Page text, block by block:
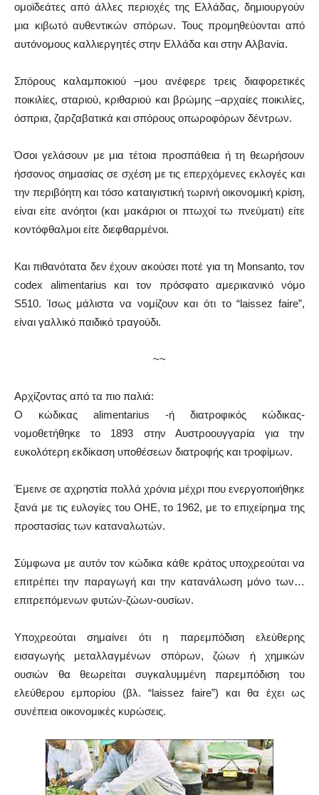
ομοϊδεάτες από άλλες περιοχές της Ελλάδας, δημιουργούν
μια κιβωτό αυθεντικών σπόρων. Τους προμηθεύονται από
αυτόνομους καλλιεργητές στην Ελλάδα και στην Αλβανία.
Σπόρους καλαμποκιού –μου ανέφερε τρεις διαφορετικές
ποικιλίες, σταριού, κριθαριού και βρώμης –αρχαίες ποικιλίες,
όσπρια, ζαρζαβατικά και σπόρους οπωροφόρων δέντρων.
Όσοι γελάσουν με μια τέτοια προσπάθεια ή τη θεωρήσουν
ήσσονος σημασίας σε σχέση με τις επερχόμενες εκλογές και
την περιβόητη και τόσο καταιγιστική τωρινή οικονομική κρίση,
είναι είτε ανόητοι (και μακάριοι οι πτωχοί τω πνεύματι) είτε
κοντόφθαλμοι είτε διεφθαρμένοι.
Και πιθανότατα δεν έχουν ακούσει ποτέ για τη Monsanto, τον
codex alimentarius και τον πρόσφατο αμερικανικό νόμο
S510. Ίσως μάλιστα να νομίζουν και ότι το “laissez faire”,
είναι γαλλικό παιδικό τραγούδι.
~~
Αρχίζοντας από τα πιο παλιά:
Ο κώδικας alimentarius -ή διατροφικός κώδικας-
νομοθετήθηκε το 1893 στην Αυστροουγγαρία για την
ευκολότερη εκδίκαση υποθέσεων διατροφής και τροφίμων.
Έμεινε σε αχρηστία πολλά χρόνια μέχρι που ενεργοποιήθηκε
ξανά με τις ευλογίες του ΟΗΕ, το 1962, με το επιχείρημα της
προστασίας των καταναλωτών.
Σύμφωνα με αυτόν τον κώδικα κάθε κράτος υποχρεούται να
επιτρέπει την παραγωγή και την κατανάλωση μόνο των…
επιτρεπόμενων φυτών-ζώων-ουσίων.
Υποχρεούται σημαίνει ότι η παρεμπόδιση ελεύθερης
εισαγωγής μεταλλαγμένων σπόρων, ζώων ή χημικών
ουσιών θα θεωρείται συγκαλυμμένη παρεμπόδιση του
ελεύθερου εμπορίου (βλ. “laissez faire”) και θα έχει ως
συνέπεια οικονομικές κυρώσεις.